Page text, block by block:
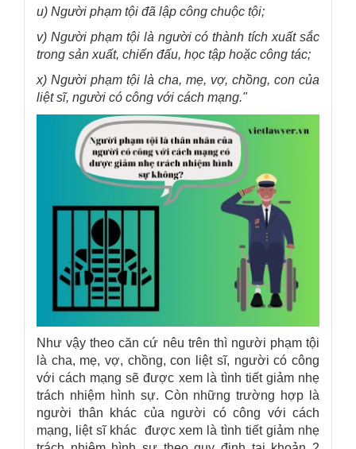
u) Người phạm tội đã lập công chuộc tội;
v) Người phạm tội là người có thành tích xuất sắc
trong sản xuất, chiến đấu, học tập hoặc công tác;
x) Người phạm tội là cha, mẹ, vợ, chồng, con của
liệt sĩ, người có công với cách mạng."
Như vậy theo căn cứ nêu trên thì người phạm tội
là cha, mẹ, vợ, chồng, con liệt sĩ, người có công
với cách mạng sẽ được xem là tình tiết giảm nhẹ
trách nhiệm hình sự. Còn những trường hợp là
người thân khác của người có công với cách
mạng, liệt sĩ khác được xem là tình tiết giảm nhẹ